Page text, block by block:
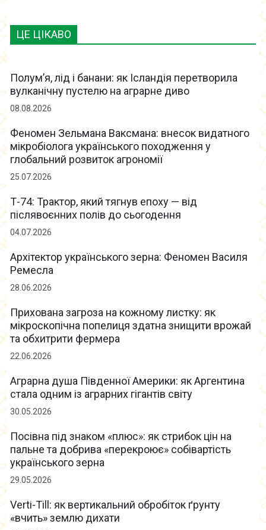
ЦЕ ЦІКАВО
Полум’я, лід і банани: як Ісландія перетворила
вулканічну пустелю на аграрне диво
08.08.2026
Феномен Зельмана Ваксмана: внесок видатного
мікробіолога українського походження у
глобальний розвиток агрономії
25.07.2026
Т-74: Трактор, який тягнув епоху — від
післявоєнних полів до сьогодення
04.07.2026
Архітектор українського зерна: Феномен Василя
Ремесла
28.06.2026
Прихована загроза на кожному листку: як
мікроскопічна попелиця здатна знищити врожай
та обхитрити фермера
22.06.2026
Аграрна душа Південної Америки: як Аргентина
стала одним із аграрних гігантів світу
30.05.2026
Посівна під знаком «плюс»: як стрибок цін на
пальне та добрива «перекроює» собівартість
українського зерна
29.05.2026
Verti-Till: як вертикальний обробіток ґрунту
«вчить» землю дихати